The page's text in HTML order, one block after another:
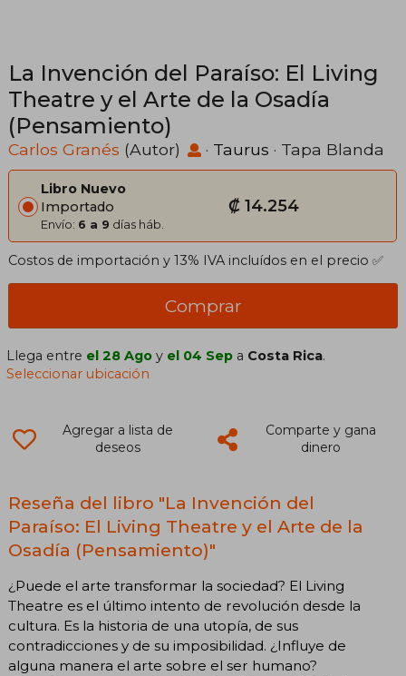
La Invención del Paraíso: El Living
Theatre y el Arte de la Osadía
(Pensamiento)
Carlos Granés (Autor) · Taurus · Tapa Blanda
Libro Nuevo
Importado
Envío: 6 a 9 días háb.
₡ 14.254
Costos de importación y 13% IVA incluídos en el precio ✅
Comprar
Llega entre el 28 Ago y el 04 Sep a Costa Rica.
Seleccionar ubicación
Agregar a lista de
deseos
Comparte y gana
dinero
Reseña del libro "La Invención del
Paraíso: El Living Theatre y el Arte de la
Osadía (Pensamiento)"
¿Puede el arte transformar la sociedad? El Living
Theatre es el último intento de revolución desde la
cultura. Es la historia de una utopía, de sus
contradicciones y de su imposibilidad. ¿Influye de
alguna manera el arte sobre el ser humano?